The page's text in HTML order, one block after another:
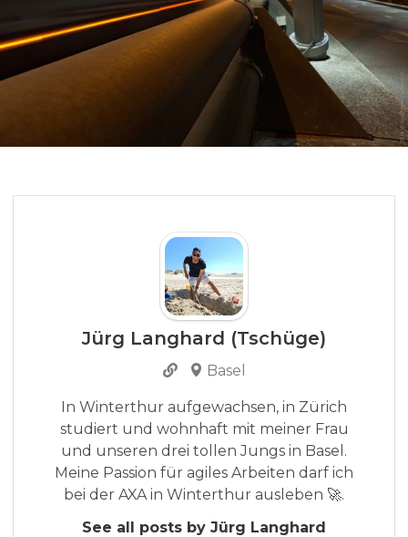
Jürg Langhard (Tschüge)
Basel
In Winterthur aufgewachsen, in Zürich
studiert und wohnhaft mit meiner Frau
und unseren drei tollen Jungs in Basel.
Meine Passion für agiles Arbeiten darf ich
bei der AXA in Winterthur ausleben 🚀.
See all posts by Jürg Langhard